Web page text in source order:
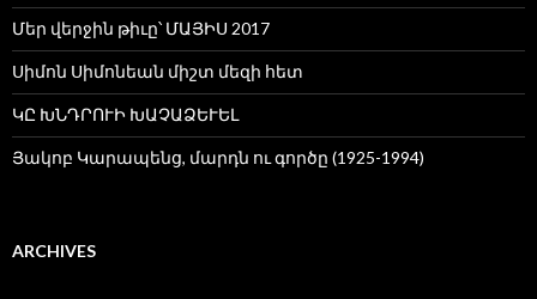
Մեր վերջին թիւը՝ ՄԱՅԻՍ 2017
Սիմոն Սիմոնեան միշտ մեզի հետ
ԿԸ ԽՆԴՐՈՒԻ ԽԱՉԱՁԵՒԵԼ
Յակոբ Կարապենց, մարդն ու գործը (1925-1994)
ARCHIVES